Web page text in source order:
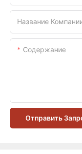
Название
Содержание
Отправить